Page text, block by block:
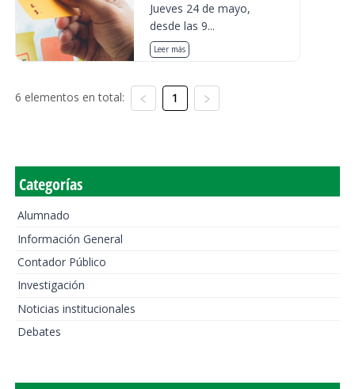
Jueves 24 de mayo,
desde las 9...
Leer más
6 elementos en total: 1
Categorías
Alumnado
Información General
Contador Público
Investigación
Noticias institucionales
Debates